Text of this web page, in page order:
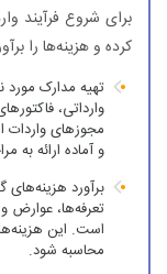
برای شروع فرآیند
کرده و هزینه‌ها را
تهیه مدارک مورد
وارداتی،
مجوزهای واردات
و آماده ارائه به
برآورد
تعرفه‌ها، عوارض
است. این
محاسبه شود.